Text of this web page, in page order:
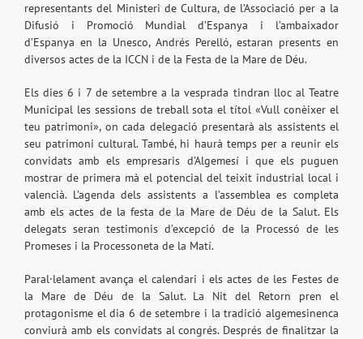
representants del Ministeri de Cultura, de l’Associació per a la
Difusió i Promoció Mundial d’Espanya i l’ambaixador
d’Espanya en la Unesco, Andrés Perelló, estaran presents en
diversos actes de la ICCN i de la Festa de la Mare de Déu.
Els dies 6 i 7 de setembre a la vesprada tindran lloc al Teatre
Municipal les sessions de treball sota el títol «Vull conèixer el
teu patrimoni», on cada delegació presentarà als assistents el
seu patrimoni cultural. També, hi haurà temps per a reunir els
convidats amb els empresaris d’Algemesí i que els puguen
mostrar de primera mà el potencial del teixit industrial local i
valencià. L’agenda dels assistents a l’assemblea es completa
amb els actes de la festa de la Mare de Déu de la Salut. Els
delegats seran testimonis d’excepció de la Processó de les
Promeses i la Processoneta de la Matí.
Paral·lelament avança el calendari i els actes de les Festes de
la Mare de Déu de la Salut. La Nit del Retorn pren el
protagonisme el dia 6 de setembre i la tradició algemesinenca
conviurà amb els convidats al congrés. Després de finalitzar la